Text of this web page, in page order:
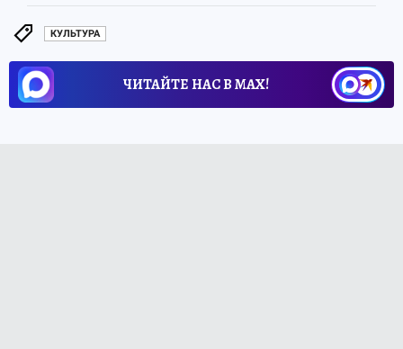
КУЛЬТУРА
ЧИТАЙТЕ НАС В МАХ!